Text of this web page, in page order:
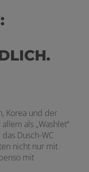
Korea und der
als „Washlet“
Dusch-WC
nicht nur mit
mit